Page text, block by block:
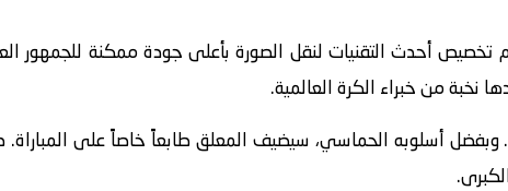
تخصيص أحدث التقنيات لنقل الصورة بأعلى جودة ممكنة للجمهور
نخبة من خبراء الكرة العالمية.
وبفضل أسلوبه الحماسي، سيضيف المعلق طابعاً خاصاً على